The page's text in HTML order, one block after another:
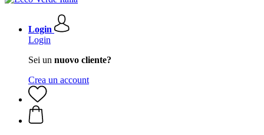
Login
Login
Sei un nuovo cliente?
Crea un account